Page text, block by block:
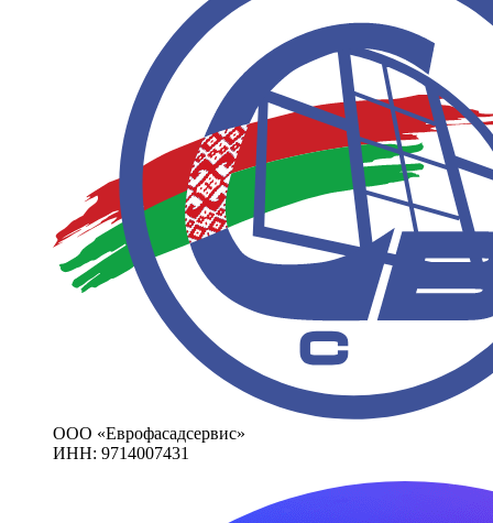
ООО «Еврофасадсервис»
ИНН: 9714007431